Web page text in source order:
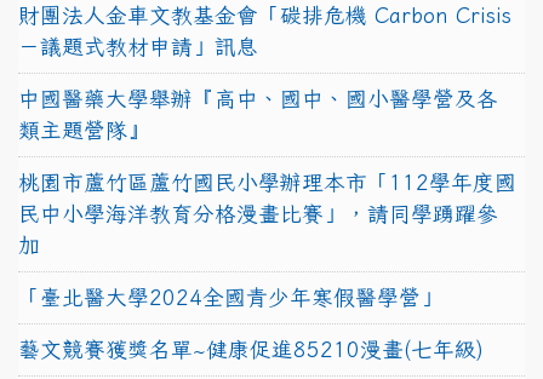
財團法人金車文教基金會「碳排危機 Carbon Crisis
－議題式教材申請」訊息
中國醫藥大學舉辦『高中、國中、國小醫學營及各
類主題營隊』
桃園市蘆竹區蘆竹國民小學辦理本市「112學年度國
民中小學海洋教育分格漫畫比賽」，請同學踴躍參
加
「臺北醫大學2024全國青少年寒假醫學營」
藝文競賽獲獎名單~健康促進85210漫畫(七年級)